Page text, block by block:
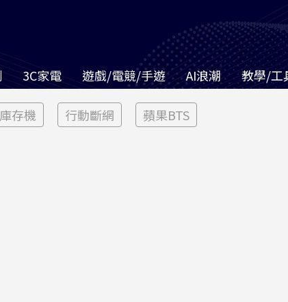
3C家電 遊戲/電競/手遊 AI浪潮 教學/工
存機 行動斷網 蘋果BTS